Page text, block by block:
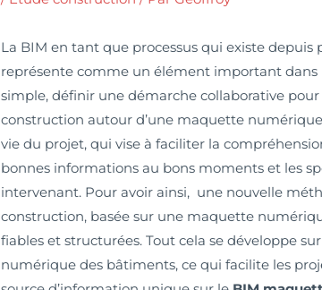
La BIM en tant que processus qui existe
représente comme un élément important dans
simple, définir une démarche collaborative
construction autour d’une maquette
vie du projet, qui vise à faciliter la
bonnes informations au bons moments et les
intervenant. Pour avoir ainsi, une nouvelle
construction, basée sur une maquette
fiables et structurées. Tout cela se développe
numérique des bâtiments, ce qui facilite les